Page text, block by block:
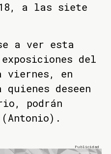
a las siete
a ver esta
del
viernes, en
deseen
podrán